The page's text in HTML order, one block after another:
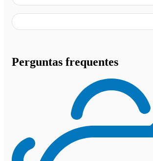
Perguntas frequentes